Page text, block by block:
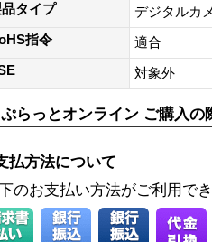
タイプ
デジタルカ
指令
適合
対象外
ぷらっとオンライン ご購入の
払方法について
のお支払い方法がご利用で